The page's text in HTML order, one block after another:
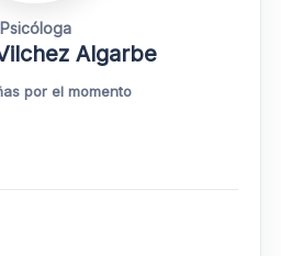
Psicóloga
Algarbe
por el momento